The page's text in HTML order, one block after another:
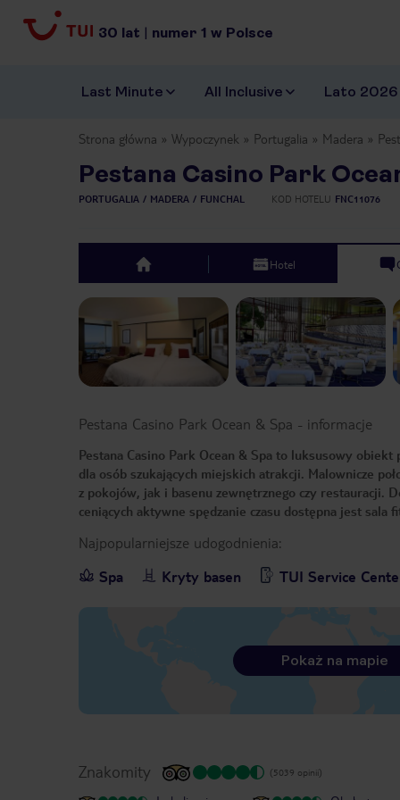
30 lat | numer 1 w Polsce
Last Minute All Inclusive Lato 2026
Strona główna Wypoczynek Portugalia Madera
Pestana Casino Park
PORTUGALIA MADERA FUNCHAL KOD HOTELU FNC11076
top Hotel
Pestana Casino Park Ocean & Spa - informacje
Pestana Casino Park Ocean & Spa to luksusowy
dla osób szukających miejskich atrakcji. Malownicze
z pokojów, jak i basenu zewnętrznego czy restauracji.
ceniących aktywne spędzanie czasu dostępna jest
Najpopularniejsze udogodnienia:
Spa
Kryty basen TUI Service
Pokaż na mapie
Znakomity (5039 opinii)